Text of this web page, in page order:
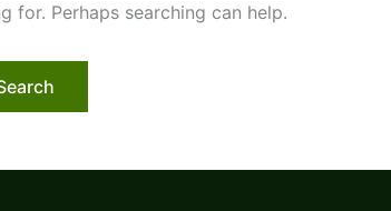
for. Perhaps searching can help.